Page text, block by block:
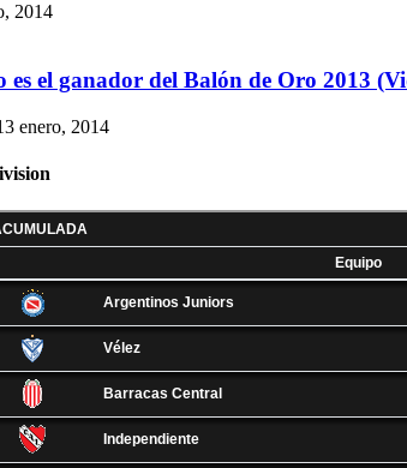
2014
el ganador del Balón de Oro 2013
enero, 2014